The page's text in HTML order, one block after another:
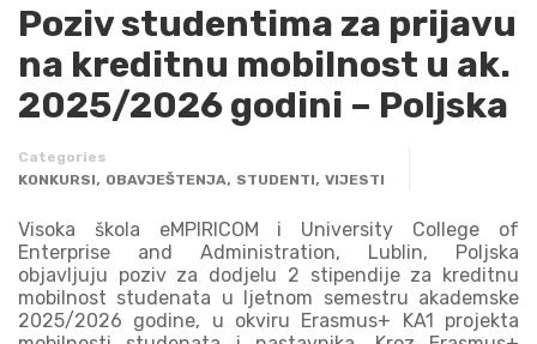
Poziv studentima za prijavu
na kreditnu mobilnost u ak.
2025/2026 godini – Poljska
Categories
KONKURSI, OBAVJEŠTENJA, STUDENTI, VIJESTI
Visoka škola eMPIRICOM i University College of
Enterprise and Administration, Lublin, Poljska
objavljuju poziv za dodjelu 2 stipendije za kreditnu
mobilnost studenata u ljetnom semestru akademske
2025/2026 godine, u okviru Erasmus+ KA1 projekta